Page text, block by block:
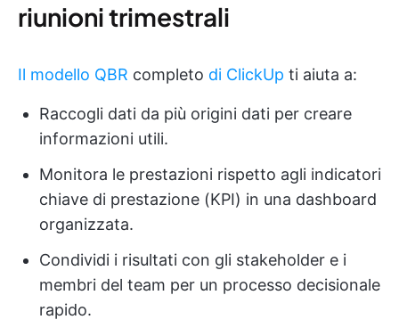
riunioni trimestrali
Il modello QBR completo di ClickUp ti aiuta a:
Raccogli dati da più origini dati per creare
informazioni utili.
Monitora le prestazioni rispetto agli indicatori
chiave di prestazione (KPI) in una dashboard
organizzata.
Condividi i risultati con gli stakeholder e i
membri del team per un processo decisionale
rapido.